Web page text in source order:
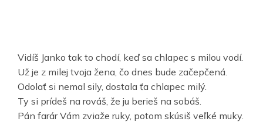
Vidíš Janko tak to chodí, keď sa chlapec s milou vodí.
Už je z milej tvoja žena, čo dnes bude začepčená.
Odolať si nemal sily, dostala ťa chlapec milý.
Ty si prídeš na rováš, že ju berieš na sobáš.
Pán farár Vám zviaže ruky, potom skúsiš veľké muky.